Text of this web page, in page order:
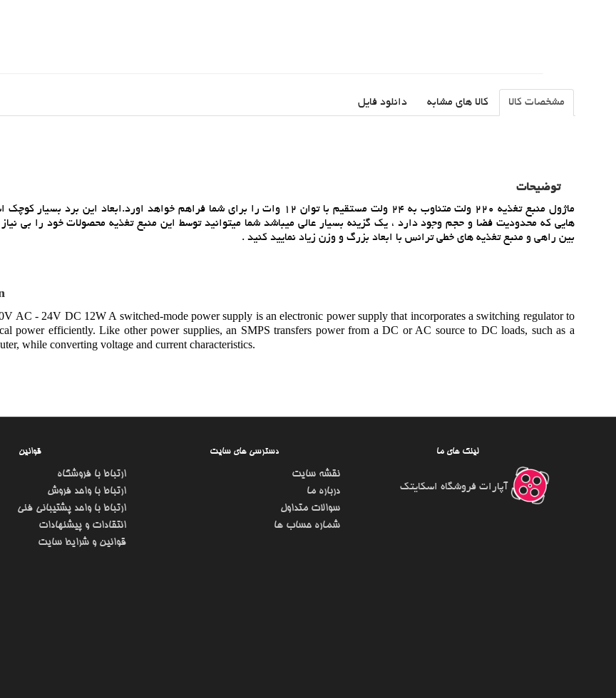
مشخصات کالا کالا های مشابه دانلود فایل
توضیحات
ماژول منبع تغذيه 220 ولت متناوب به 24 ولت مستقيم با توان 12 وات را براي شما فراهم خواهد اورد.ابعاد اين
هايي که محدوديت فضا و حجم وجود دارد ، يک گزينه بسيار عالي ميباشد شما ميتوانيد توسط اين منبع تغذيه محصولات خود را بي نياز
بين راهي و منبع تغذيه هاي خطي ترانس با ابعاد بزرگ و وزن زياد نماييد کنيد .
AC - 24V DC 12W A switched-mode power supply is an electronic power supply that incorporates a switching regulator to
power efficiently. Like other power supplies, an SMPS transfers power from a DC or AC source to DC loads, such as a
while converting voltage and current characteristics.
قوانین
ارتباط با فروشگاه
ارتباط با واحد فروش
ارتباط با واحد پشتیبانی فنی
انتقادات و پیشنهادات
قوانین و شرایط سایت
دسترسی های سایت
نقشه سایت
درباره ما
سوالات متداول
شماره حساب ها
لینک های ما
آپارات فروشگاه اسکایتک